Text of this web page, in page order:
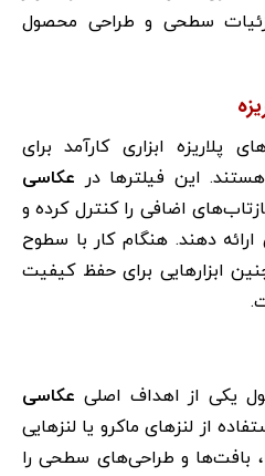
سطحی و طراحی محصول
پلاریزه ابزاری کارآمد برای
این فیلترها در عکاسی
اضافی را کنترل کرده و
دهند. هنگام کار با سطوح
ابزارهایی برای حفظ کیفیت
یکی از اهداف اصلی عکاسی
از لنزهای ماکرو یا لنزهایی
بافت‌ها و طراحی‌های سطحی را